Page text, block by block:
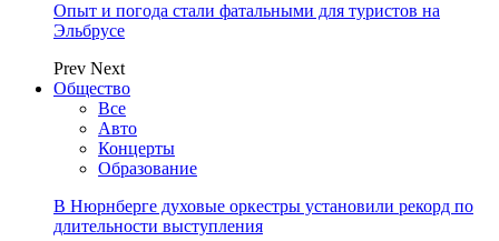
Опыт и погода стали фатальными для туристов на
Эльбрусе
Prev Next
Общество
Все
Авто
Концерты
Образование
В Нюрнберге духовые оркестры установили рекорд по
длительности выступления